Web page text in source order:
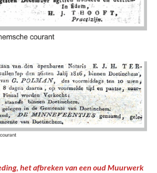
het afbreken van een oud Muurwerk